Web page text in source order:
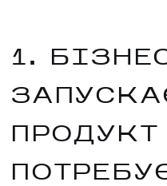
1.
ПРОДУКТ